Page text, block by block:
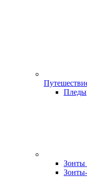
Пледы
Зонты